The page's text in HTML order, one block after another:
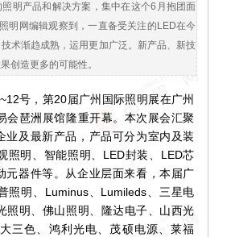
明产品和解决方案，集中在这个6月抱团面
明网编辑观察到，一直备受关注的LED在今
术渐趋成熟，运用更加广泛。新产品、新技
创造更多的可能性。
号，第20届广州国际照明展在广州
会琶洲展馆隆重开幕。本次展会汇聚
业及最新产品，产品可分为室内及装
照明、智能照明、LED封装、LED芯
元器件等。从企业层面来看，本届广
照明、Luminus、Lumileds、三星电
照明、佛山照明、隆达电子、山西光
三色、鸿利光电、茂硕电源、莱福